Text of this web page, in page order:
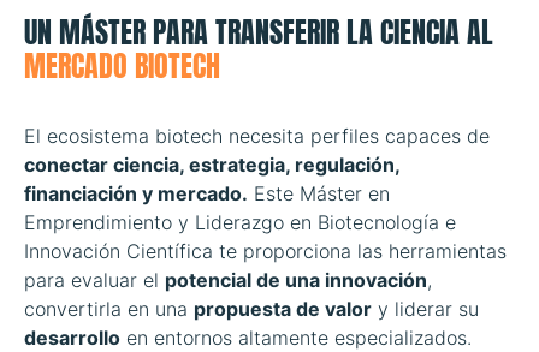
UN MÁSTER PARA TRANSFERIR LA CIENCIA AL
MERCADO BIOTECH
El ecosistema biotech necesita perfiles capaces de
conectar ciencia, estrategia, regulación,
financiación y mercado. Este Máster en
Emprendimiento y Liderazgo en Biotecnología e
Innovación Científica te proporciona las herramientas
para evaluar el potencial de una innovación,
convertirla en una propuesta de valor y liderar su
desarrollo en entornos altamente especializados.